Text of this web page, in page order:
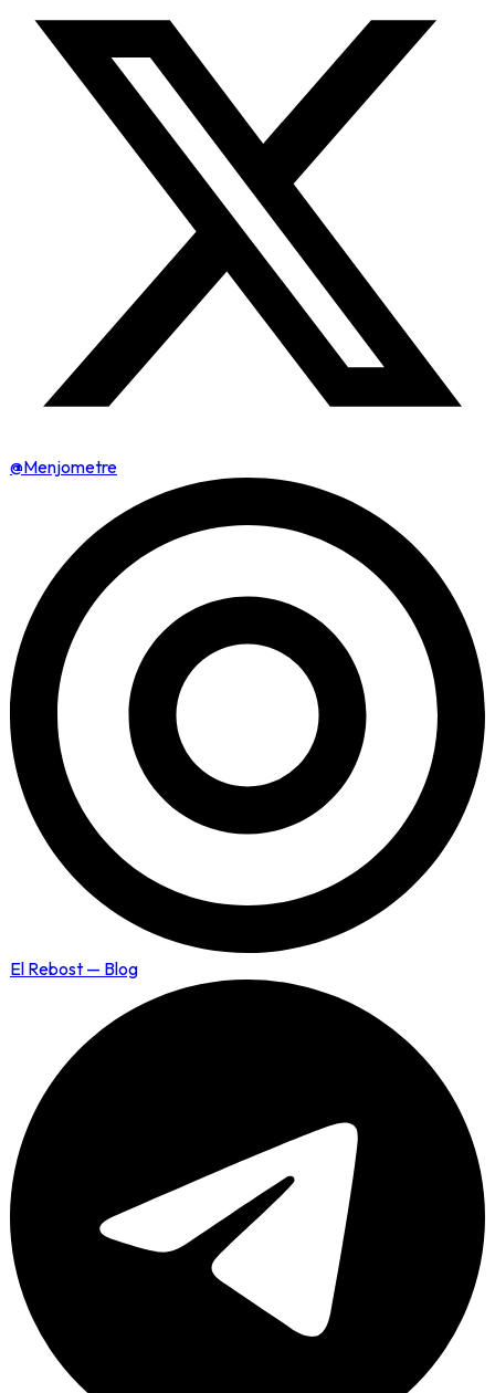
@Menjometre
El Rebost — Blog